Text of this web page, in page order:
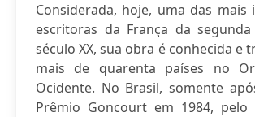
Considerada, hoje, uma das mais
escritoras da França da
século XX, sua obra é conhecida e
mais de quarenta países no
Ocidente. No Brasil, somente
Prêmio Goncourt em 1984, pelo